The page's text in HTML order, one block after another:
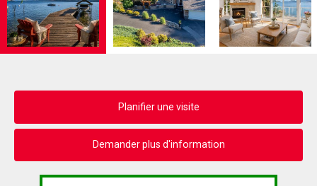
Planifier une visite
Demander plus d'information